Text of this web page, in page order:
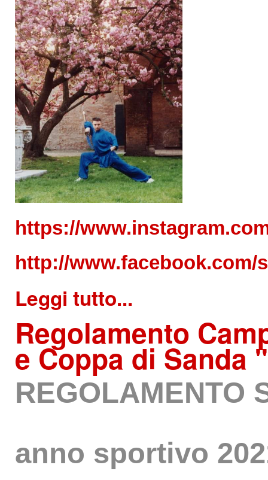
https://
http://www.facebook.com/
Leggi tutto...
Regolamento
e Coppa di Sanda
REGOLAMENTO
anno sportivo